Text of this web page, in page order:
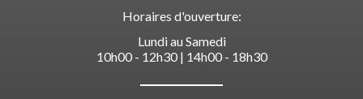
Horaires d'ouverture:
Lundi au Samedi
10h00 - 12h30 | 14h00 - 18h30